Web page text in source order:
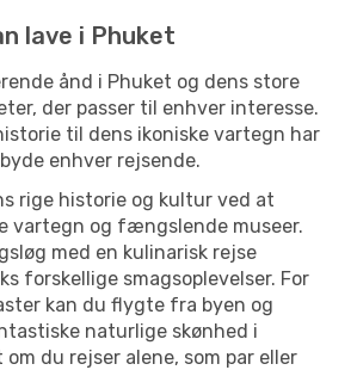
lave i Phuket
ånd i Phuket og dens store
der passer til enhver interesse.
til dens ikoniske vartegn har
enhver rejsende.
rige historie og kultur ved at
vartegn og fængslende museer.
med en kulinarisk rejse
forskellige smagsoplevelser. For
kan du flygte fra byen og
naturlige skønhed i
om du rejser alene, som par eller